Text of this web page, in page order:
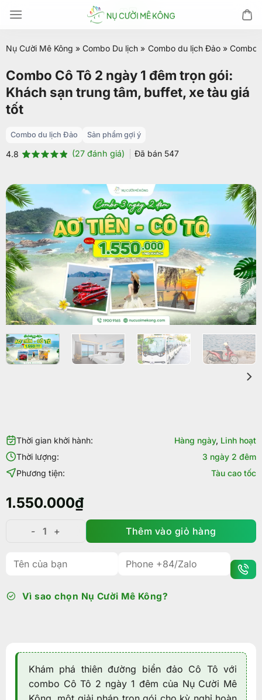
đến
dung
Nụ Cười Mê Kông » Combo Du lịch » Combo du lịch Đảo » Combo
Combo Cô Tô 2 ngày 1 đêm trọn gói:
Khách sạn trung tâm, buffet, xe tàu giá
tốt
Combo du lịch Đảo Sản phẩm gợi ý
4.8
đánh giá
(27đánh giá) Đã bán 547
Thời gian khởi hành: Hàng ngày, Linh hoạt
Thời lượng:
3 ngày 2 đêm
Phương tiện:
Tàu cao tốc
1.550.000₫
Combo Cô Tô 2 ngày 1 đêm trọn gói: Khách sạn
Thêm vào giỏ hàng
Vì sao chọn Nụ Cười Mê Kông?
Khám phá thiên đường biển đảo Cô Tô với
combo Cô Tô 2 ngày 1 đêm của Nụ Cười Mê